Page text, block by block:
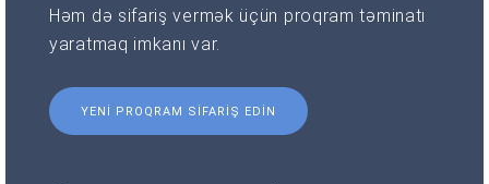
Həm də sifariş vermək üçün proqram təminatı
yaratmaq imkanı var.
YENI PROQRAM SIFARIŞ EDIN